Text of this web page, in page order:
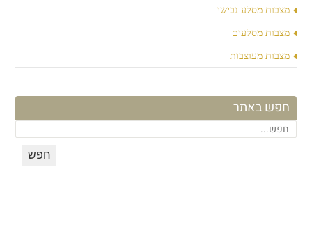
מצבות מסלע גבישי
מצבות מסלעים
מצבות מעוצבות
חפש באתר